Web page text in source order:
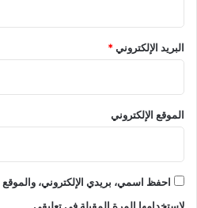
البريد الإلكتروني*
الموقع الإلكتروني
احفظ اسمي، بريدي الإلكتروني،